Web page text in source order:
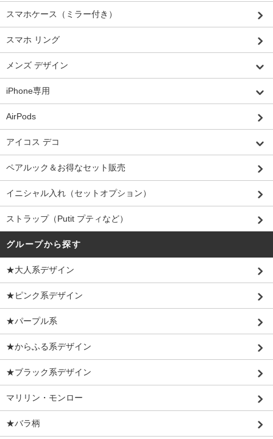
スマホケース（ミラー付き）
スマホ リング
メンズ デザイン
iPhone専用
AirPods
アイコス デコ
ペアルック＆お得なセット販売
イニシャル入れ（セットオプション）
ストラップ（Putit プティなど）
グループから探す
★大人系デザイン
★ピンク系デザイン
★パープル系
★からふる系デザイン
★ブラック系デザイン
マリリン・モンロー
★バラ柄